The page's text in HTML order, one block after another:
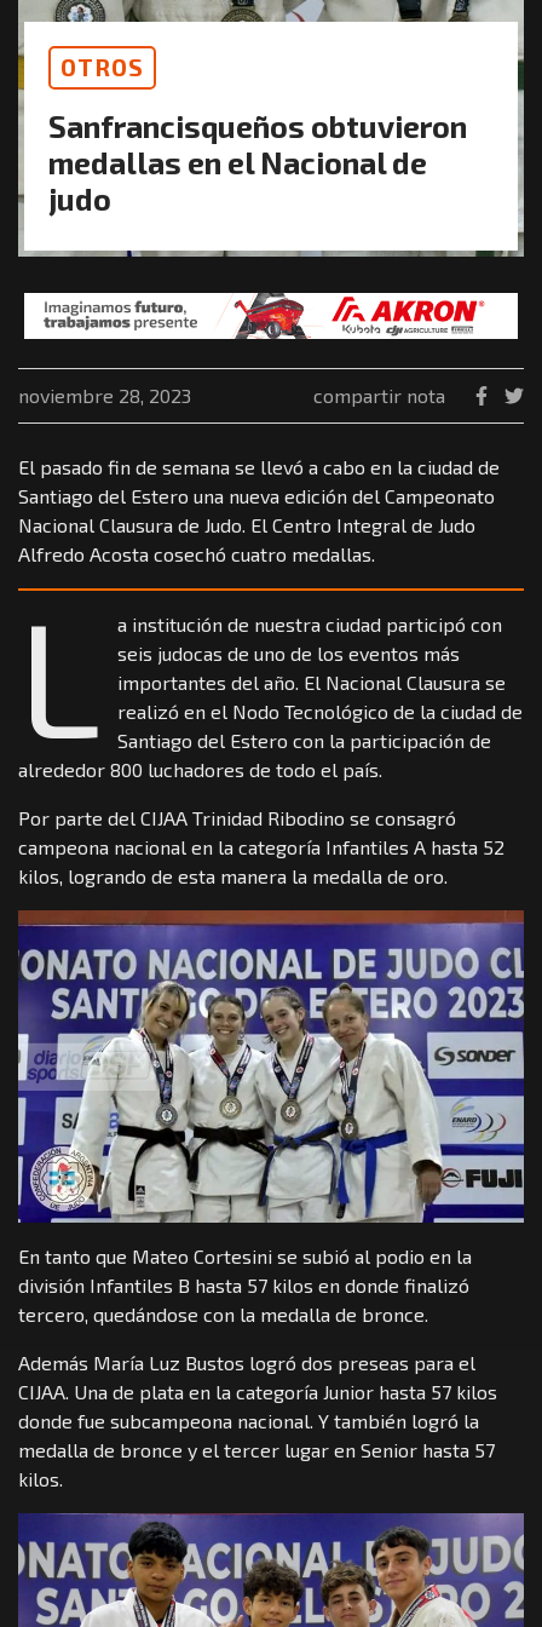
OTROS
Sanfrancisqueños obtuvieron
medallas en el Nacional de
judo
noviembre 28, 2023 compartir nota
El pasado fin de semana se llevó a cabo en la ciudad de
Santiago del Estero una nueva edición del Campeonato
Nacional Clausura de Judo. El Centro Integral de Judo
Alfredo Acosta cosechó cuatro medallas.
L
a institución de nuestra ciudad participó con
seis judocas de uno de los eventos más
importantes del año. El Nacional Clausura se
realizó en el Nodo Tecnológico de la ciudad de
Santiago del Estero con la participación de
alrededor 800 luchadores de todo el país.
Por parte del CIJAA Trinidad Ribodino se consagró
campeona nacional en la categoría Infantiles A hasta 52
kilos, logrando de esta manera la medalla de oro.
En tanto que Mateo Cortesini se subió al podio en la
división Infantiles B hasta 57 kilos en donde finalizó
tercero, quedándose con la medalla de bronce.
Además María Luz Bustos logró dos preseas para el
CIJAA. Una de plata en la categoría Junior hasta 57 kilos
donde fue subcampeona nacional. Y también logró la
medalla de bronce y el tercer lugar en Senior hasta 57
kilos.